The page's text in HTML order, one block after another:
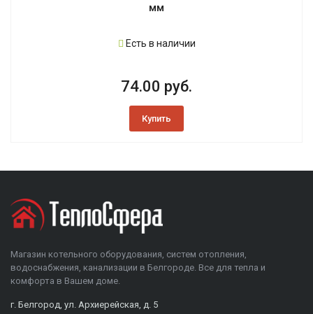
мм
Есть в наличии
74.00 руб.
Купить
Магазин котельного оборудования, систем отопления,
водоснабжения, канализации в Белгороде. Все для тепла и
комфорта в Вашем доме.
г. Белгород, ул. Архиерейская, д. 5